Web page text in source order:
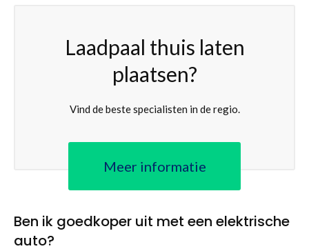
Laadpaal thuis laten
plaatsen?
Vind de beste specialisten in de regio.
Meer informatie
Ben ik goedkoper uit met een elektrische
auto?